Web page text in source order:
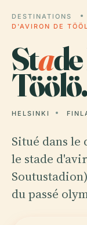
DESTINATIONS
D'AVIRON DE
Sta
Töölö.
HELSINKI
Situé dans
le stade
du passé